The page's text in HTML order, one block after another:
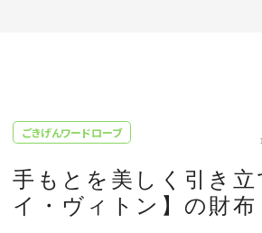
LIFESTYLE
CULTURE
ごきげんワードローブ
手もとを美しく引き立
イ・ヴィトン】の財